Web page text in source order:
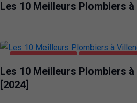
Les 10 Meilleurs Plombiers à
Les 10 Meilleurs Plombiers
[2024]